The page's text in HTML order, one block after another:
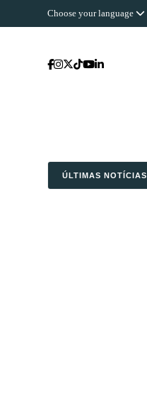
Choose your language
ÚLTIMAS NOTÍCIAS